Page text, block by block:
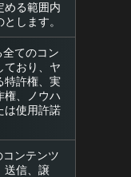
める範囲内
します。
てのコン
ており、ヤ
特許権、実
権、ノウハ
は使用許諾
ンテンツ
送信、譲